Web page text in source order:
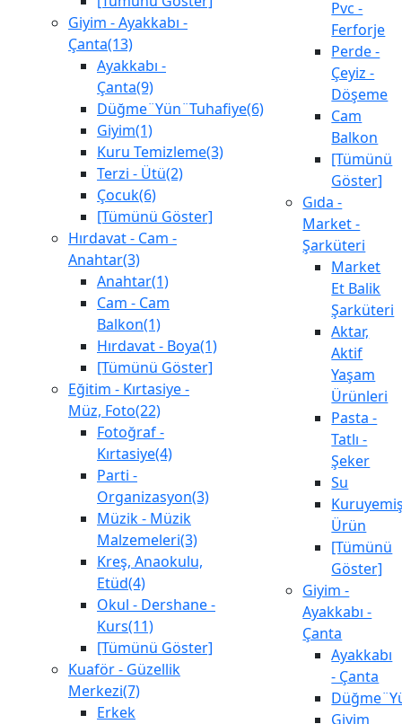
Giyim - Ayakkabı -
Çanta(13)
Ayakkabı -
Çanta(9)
Düğme¨Yün¨Tuhafiye(6)
Giyim(1)
Kuru Temizleme(3)
Terzi - Ütü(2)
Çocuk(6)
[Tümünü Göster]
Hırdavat - Cam -
Anahtar(3)
Anahtar(1)
Cam - Cam
Balkon(1)
Hırdavat - Boya(1)
[Tümünü Göster]
Eğitim - Kırtasiye -
Müz, Foto(22)
Fotoğraf -
Kırtasiye(4)
Parti -
Organizasyon(3)
Müzik - Müzik
Malzemeleri(3)
Kreş, Anaokulu,
Etüd(4)
Okul - Dershane -
Kurs(11)
[Tümünü Göster]
Kuaför - Güzellik
Merkezi(7)
Erkek
Pvc -
Ferforje
Perde -
Çeyiz -
Döşeme
Cam
Balkon
[Tümünü
Göster]
Gıda -
Market -
Şarküteri
Market
Et Balik
Şarküteri
Aktar,
Aktif
Yaşam
Ürünleri
Pasta -
Tatlı -
Şeker
Su
Ürün
[Tümünü
Göster]
Giyim -
Ayakkabı -
Çanta
Ayakkabı
- Çanta
Giyim